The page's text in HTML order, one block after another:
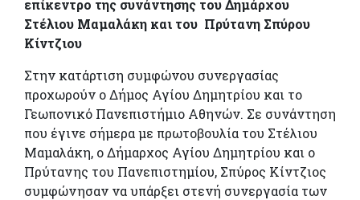
επίκεντρο της συνάντησης του Δημάρχου
Στέλιου Μαμαλάκη και του Πρύτανη Σπύρου
Κίντζιου
Στην κατάρτιση συμφώνου συνεργασίας
προχωρούν ο Δήμος Αγίου Δημητρίου και το
Γεωπονικό Πανεπιστήμιο Αθηνών. Σε συνάντηση
που έγινε σήμερα με πρωτοβουλία του Στέλιου
Μαμαλάκη, ο Δήμαρχος Αγίου Δημητρίου και ο
Πρύτανης του Πανεπιστημίου, Σπύρος Κίντζιος
συμφώνησαν να υπάρξει στενή συνεργασία των